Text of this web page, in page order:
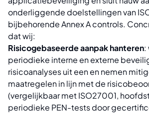
onderliggende doelstellingen van
bijbehorende Annex A controls.
dat wij:
Risicogebaseerde aanpak hanteren:
periodieke interne en externe
risicoanalyses uit een en nemen
maatregelen in lijn met de
(vergelijkbaar met ISO27001,
periodieke PEN-tests door